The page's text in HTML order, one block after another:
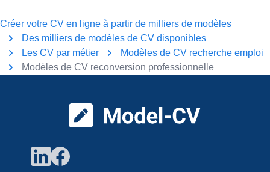
Créer votre CV en ligne à partir de milliers de modèles
Des milliers de modèles de CV disponibles
Les CV par métier
Modèles de CV recherche emploi
Modèles de CV reconversion professionnelle